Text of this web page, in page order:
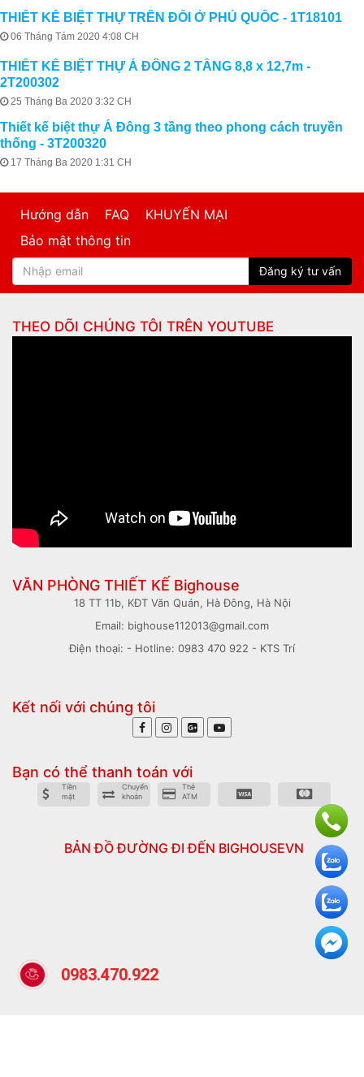
0983.470.922
THIẾT KẾ BIỆT THỰ TRÊN ĐỒI Ở PHÚ QUỐC - 1T18101
06 Tháng Tám 2020 4:08 CH
THIẾT KẾ BIỆT THỰ Á ĐÔNG 2 TẦNG 8,8 x 12,7m -
2T200302
25 Tháng Ba 2020 3:32 CH
Thiết kế biệt thự Á Đông 3 tầng theo phong cách truyền
thống - 3T200320
17 Tháng Ba 2020 1:31 CH
Hướng dẫn FAQ
KHUYẾN MẠI
Bảo mật thông tin
Đăng ký tư vấn
THEO DÕI CHÚNG TÔI TRÊN YOUTUBE
VĂN PHÒNG THIẾT KẾ Bighouse
18 TT 11b, KĐT Văn Quán, Hà Đông, Hà Nội
Email: bighouse112013@gmail.com
Điện thoại: - Hotline: 0983 470 922 - KTS Trí
Kết nối với chúng tôi
Bạn có thể thanh toán với
Tiền
mặt
Chuyển
khoản
Thẻ
ATM
BẢN ĐỒ ĐƯỜNG ĐI ĐẾN BIGHOUSEVN